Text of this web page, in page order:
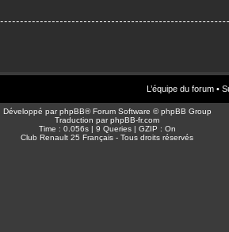
L’équipe du forum •
Développé parphpBB® Forum Software © phpBB Group
Traduction parphpBB-fr.com
Time : 0.056s | 9 Queries | GZIP : On
Club Renault 25 Français - Tous droits réservés